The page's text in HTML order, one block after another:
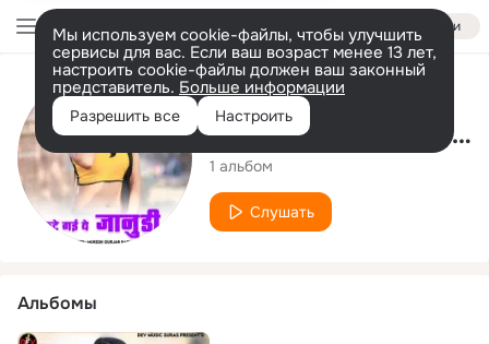
Войти
Мы используем cookie-файлы, чтобы улучшить
сервисы для вас. Если ваш возраст менее 13 лет,
настроить cookie-файлы должен ваш законный
представитель. Больше информации
Разрешить все Настроить
Исполнитель
Mukesh Gurjar Badliyas
1 альбом
Слушать
Альбомы